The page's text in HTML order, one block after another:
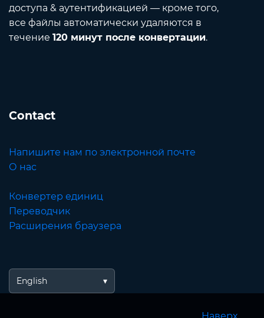
доступа & аутентификацией — кроме того,
все файлы автоматически удаляются в
течение 120 минут после конвертации.
Contact
Напишите нам по электронной почте
О нас
Конвертер единиц
Переводчик
Расширения браузера
English